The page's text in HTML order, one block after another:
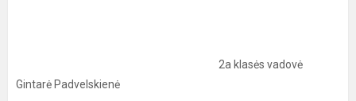
2a klasės vadovė
Gintarė Padvelskienė